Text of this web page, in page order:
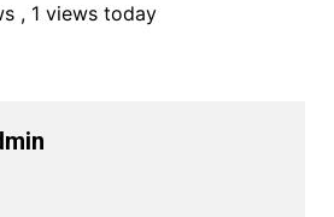
, 1 views today